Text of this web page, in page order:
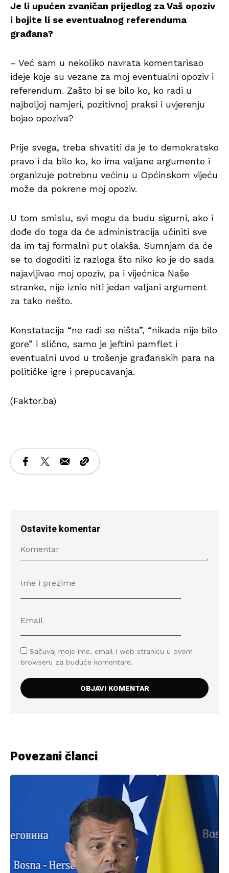
Je li upućen zvaničan prijedlog za Vaš opoziv
i bojite li se eventualnog referenduma
građana?
– Već sam u nekoliko navrata komentarisao
ideje koje su vezane za moj eventualni opoziv i
referendum. Zašto bi se bilo ko, ko radi u
najboljoj namjeri, pozitivnoj praksi i uvjerenju
bojao opoziva?
Prije svega, treba shvatiti da je to demokratsko
pravo i da bilo ko, ko ima valjane argumente i
organizuje potrebnu većinu u Općinskom vijeću
može da pokrene moj opoziv.
U tom smislu, svi mogu da budu sigurni, ako i
dođe do toga da će administracija učiniti sve
da im taj formalni put olakša. Sumnjam da će
se to dogoditi iz razloga što niko ko je do sada
najavljivao moj opoziv, pa i vijećnica Naše
stranke, nije iznio niti jedan valjani argument
za tako nešto.
Konstatacija “ne radi se ništa”, “nikada nije bilo
gore” i slično, samo je jeftini pamflet i
eventualni uvod u trošenje građanskih para na
političke igre i prepucavanja.
(Faktor.ba)
Ostavite komentar
Sačuvaj moje ime, email i web stranicu u ovom
browseru za buduće komentare.
Povezani članci